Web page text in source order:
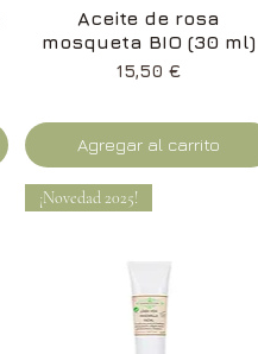
Vista rápida
Aceite de rosa
mosqueta BIO (30 ml)
Precio
15,50 €
Agregar al carrito
¡Novedad 2025!